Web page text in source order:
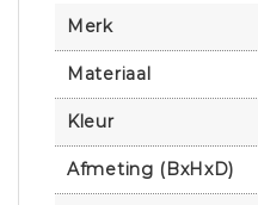
Merk
Materiaal
Kleur
Afmeting (BxHxD)